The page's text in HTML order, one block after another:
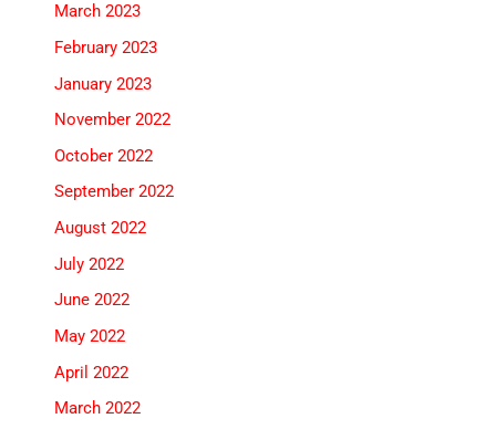
March 2023
February 2023
January 2023
November 2022
October 2022
September 2022
August 2022
July 2022
June 2022
May 2022
April 2022
March 2022